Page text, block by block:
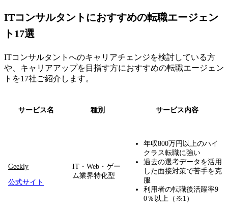
ITコンサルタントにおすすめの転職エージェン
ト17選
ITコンサルタントへのキャリアチェンジを検討している方
や、キャリアアップを目指す方におすすめの転職エージェン
トを17社ご紹介します。
サービス名 種別 サービス内容
Geekly
公式サイト
IT・Web・ゲー
ム業界特化型
年収800万円以上のハイ
クラス転職に強い
過去の選考データを活用
した面接対策で苦手を克
服
利用者の転職後活躍率9
0％以上（※1）